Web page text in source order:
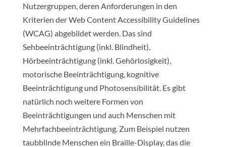
Nutzergruppen, deren Anforderungen in den
Kriterien der Web Content Accessibility Guidelines
(WCAG) abgebildet werden. Das sind
Sehbeeinträchtigung (inkl. Blindheit),
Hörbeeinträchtigung (inkl. Gehörlosigkeit),
motorische Beeinträchtigung, kognitive
Beeinträchtigung und Photosensibilität. Es gibt
natürlich noch weitere Formen von
Beeinträchtigungen und auch Menschen mit
Mehrfachbeeinträchtigung. Zum Beispiel nutzen
taubblinde Menschen ein Braille-Display, das die